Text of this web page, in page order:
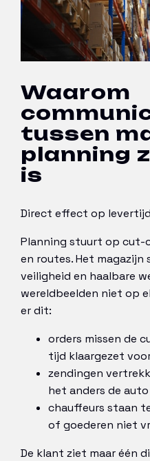
Waarom
tussen
planning
is
Direct effect op
Planning stuurt op
en routes. Het
veiligheid en haalbare
wereldbeelden niet op
er dit:
orders missen de
tijd klaargezet
zendingen
het anders de
chauffeurs staan
of goederen niet
De klant ziet maar één